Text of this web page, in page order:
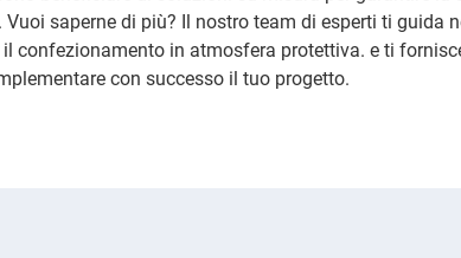
saperne di più? Il nostro team di esperti ti guida
confezionamento in atmosfera protettiva. e ti
con successo il tuo progetto.